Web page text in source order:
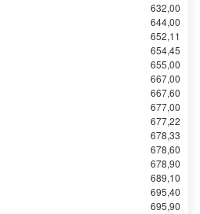
632,00
644,00
652,11
654,45
655,00
667,00
667,60
677,00
677,22
678,33
678,60
678,90
689,10
695,40
695,90